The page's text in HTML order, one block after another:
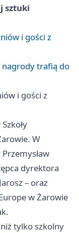
sztuki
i gości z
nagrody trafią do
i gości z
W
dyrektora
– oraz
w Żarowie
tylko szkolny